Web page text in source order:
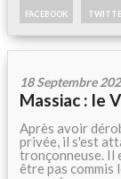
FACEBOOK
18 Septembre
Massiac : le
Après avoir
privée, il s'est
tronçonneuse. Il
être pas commis